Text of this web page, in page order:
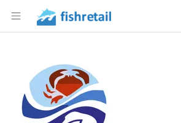
Раздел навигации по
Страница компании